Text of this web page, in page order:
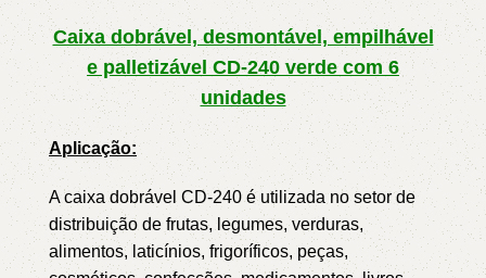
Caixa dobrável, desmontável, empilhável
e palletizável CD-240 verde com 6
unidades
Aplicação:
A caixa dobrável CD-240 é utilizada no setor de
distribuição de frutas, legumes, verduras,
alimentos, laticínios, frigoríficos, peças,